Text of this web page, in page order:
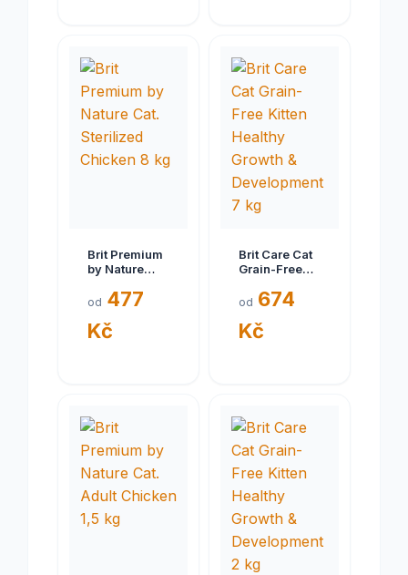
Brit Premium
by Nature
Sterilized
od 477
Kč
Brit Care Cat
Grain-Free
Growth &
7 kg
od 674
Kč